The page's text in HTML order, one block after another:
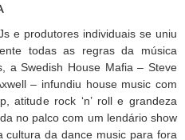
e produtores individuais se uniu
todas as regras da música
a Swedish House Mafia – Steve
– infundiu house music com
atitude rock ‘n’ roll e grandeza
no palco com um lendário show
da dance music para fora